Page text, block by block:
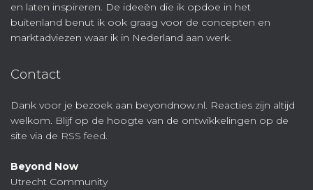
en laten inspireren. De ideeën die ik opdoe in het
buitenland benut ik ook graag voor de concepten en
marktadviezen waar ik in Nederland aan werk.
Contact
Dank voor je bezoek aan beyondnow.nl. Reacties zijn altijd
welkom. Blijf op de hoogte van de ontwikkelingen op de
site via de RSS feed.
Beyond Now
Utrecht Community